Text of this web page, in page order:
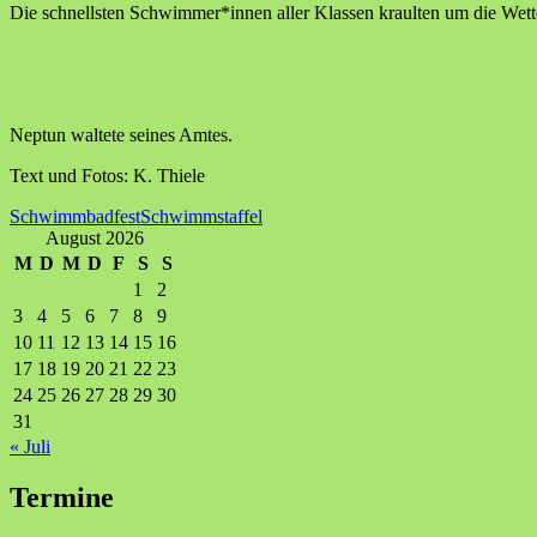
Die schnellsten Schwimmer*innen aller Klassen kraulten um die
Neptun waltete seines Amtes.
Text und Fotos: K. Thiele
SchwimmbadfestSchwimmstaffel
August 2026
M D M D F S
S
1
2
3
4 5 6 7 8
9
10 11 12 13 14 15 16
17 18 19 20 21 22 23
24 25 26 27 28 29 30
31
« Juli
Termine